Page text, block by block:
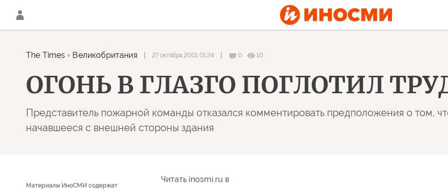
The Times Великобритания 27 октября 2001 01:24 0 10
ОГОНЬ В ГЛАЗГО ПОГЛОТИЛ
Представитель пожарной команды отказался комментировать предположения о том,
начавшееся с внешней стороны здания
Материалы ИноСМИ содержат
Читать inosmi.ru в